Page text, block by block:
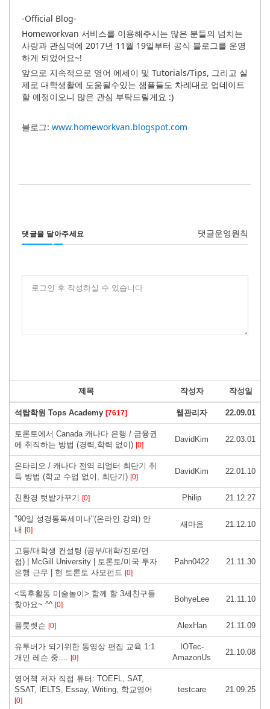
-Official Blog-
Homeworkvan 서비스를 이용해주시는 많은 분들의 넘치는
사랑과 관심덕에 2017년 11월 19일부터 공식 블로그를 운영
하게 되었어요~!
앞으로 지속적으로 영어 에세이 및 Tutorials/Tips, 그리고 실
제로 대학생활에 도움될수있는 샘플들도 차례대로 업데이트
할 예정이오니 많은 관심 부탁드릴게요 :)
블로그: www.homeworkvan.blogspot.com
댓글을 달아주세요 댓글운영원칙
로그인 후 작성하실 수 있습니다
제목 작성자 작성일
석탑학원 Tops Academy [7617] 웹관리자 22.09.01
토론토에서 Canada 캐나다 은행 / 금융권
에 취직하는 방법 (경력,학력 없이) [0]
DavidKim 22.03.01
온타리오 / 캐나다 전역 리얼터 최단기 취
득 방법 (학교 수업 없이, 최단기) [0]
DavidKim 22.01.10
친환경 텃밭가꾸기 [0] Philip 21.12.27
"90일 성경통독세미나"(온라인 강의) 안
내 [0]
새마음 21.12.10
고등/대학생 컨설팅 (공부/대학/진로/면
접) | McGill University | 토론토/미국 투자
은행 근무 | 현 토론토 사모펀드 [0]
Pahn0422 21.11.30
<독후활동 미술놀이> 함께 할 3세친구들
찾아요~ ^^ [0]
BohyeLee 21.11.10
플룻렛슨 [0] AlexHan 21.11.09
유투버가 되기위한 동영상 편집 교육 1:1
개인 레슨 중....
[0]
IOTec-
AmazonUs
21.10.08
영어책 저자 직접 튜터: TOEFL, SAT,
SSAT, IELTS, Essay, Writing, 학교영어
[0]
testcare 21.09.25